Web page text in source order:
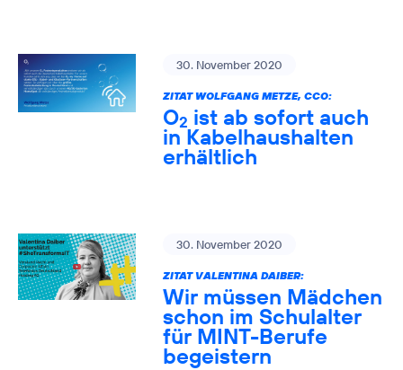
30. November 2020
ZITAT WOLFGANG METZE, CCO:
O2 ist ab sofort auch
in Kabelhaushalten
erhältlich
30. November 2020
ZITAT VALENTINA DAIBER:
Wir müssen Mädchen
schon im Schulalter
für MINT-Berufe
begeistern